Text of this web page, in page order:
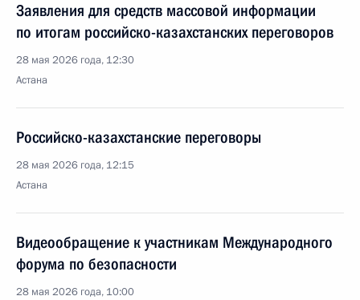
Заявления для средств массовой информации
по итогам российско-казахстанских переговоров
28 мая 2026 года, 12:30
Астана
Российско-казахстанские переговоры
28 мая 2026 года, 12:15
Астана
Видеообращение к участникам Международного
форума по безопасности
28 мая 2026 года, 10:00